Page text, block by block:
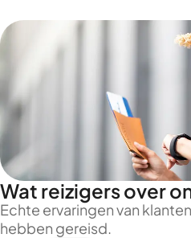
Wat reizigers over
Echte ervaringen van
hebben gereisd.